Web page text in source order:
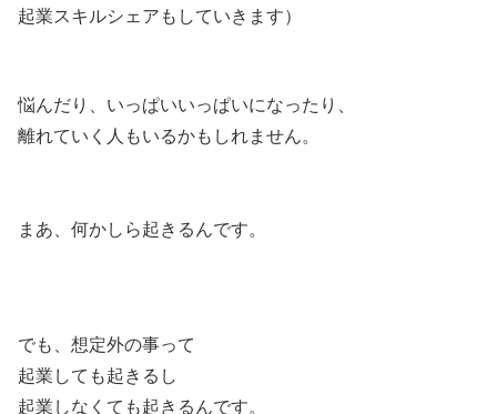
起業スキルシェアもしていきます）
悩んだり、いっぱいいっぱいになったり、
離れていく人もいるかもしれません。
まあ、何かしら起きるんです。
でも、想定外の事って
起業しても起きるし
起業しなくても起きるんです。